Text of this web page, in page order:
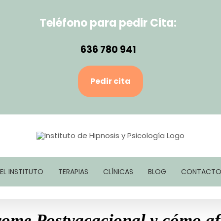
Teléfono para pedir Cita:
636 780 941
Pedir cita
EL INSTITUTO TERAPIAS CLÍNICAS BLOG CONTACTO